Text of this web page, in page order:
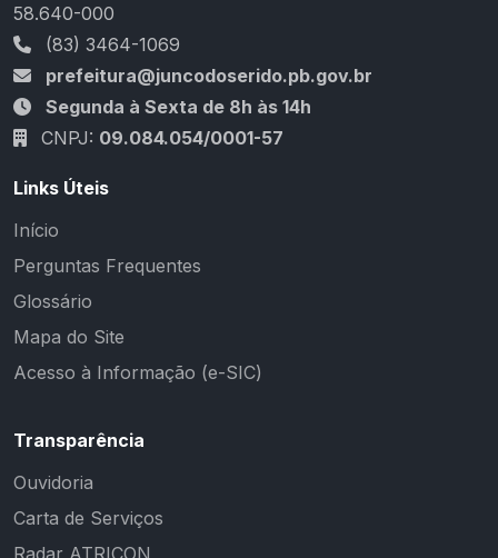
58.640-000
(83) 3464-1069
prefeitura@juncodoserido.pb.gov.br
Segunda à Sexta de 8h às 14h
CNPJ: 09.084.054/0001-57
Links Úteis
Início
Perguntas Frequentes
Glossário
Mapa do Site
Acesso à Informação (e-SIC)
Transparência
Ouvidoria
Carta de Serviços